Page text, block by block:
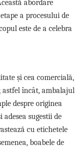
abordare
a procesului de
este de a celebra
și cea comercială,
încât, ambalajul
despre originea
sugestii de
cu etichetele
boabele de